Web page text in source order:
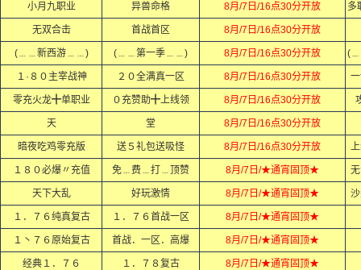
小月九职业 异兽命格 8月/7日/16点30分开放 多
无双合击 首战首区 8月/7日/16点30分开放
(﹍﹍新西游﹍﹍) (﹍﹍第一季﹍﹍) 8月/7日/16点30分开放
１·８０主宰战神 ２０全满真一区 8月/7日/16点30分开放
零充火龙╋单职业 ０充赞助╋上线领 8月/7日/16点30分开放
天 堂 8月/7日/16点30分开放
暗夜吃鸡零充版 送５礼包送吸怪 8月/7日/16点30分开放
１８０必爆〃充值 免﹍费﹍打﹍顶赞 8月/7日/★通宵固顶★
天下大乱 好玩激情 8月/7日/★通宵固顶★
１．７６纯真复古 １．７６首战一区 8月/7日/★通宵固顶★
１丶７６原始复古 首战．一区．高爆 8月/7日/★通宵固顶★
经典１．７６ １．７８复古 8月/7日/★通宵固顶★